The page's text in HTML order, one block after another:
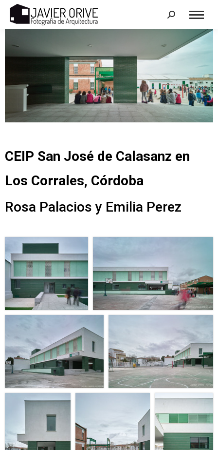
Search:
CEIP San José de Calasanz en
Los Corrales, Córdoba
Rosa Palacios y Emilia Perez